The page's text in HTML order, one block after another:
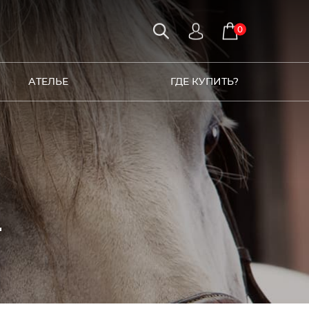
0
АТЕЛЬЕ ГДЕ КУПИТЬ?